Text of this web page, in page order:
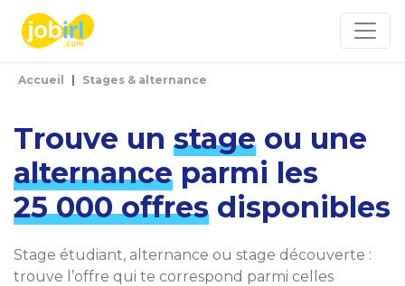
Accueil Stages & alternance
Trouve un stage ou une
alternance parmi les
25 000 offres disponibles
Stage étudiant, alternance ou stage découverte :
trouve l’offre qui te correspond parmi celles
Panneau de gestion des cookies